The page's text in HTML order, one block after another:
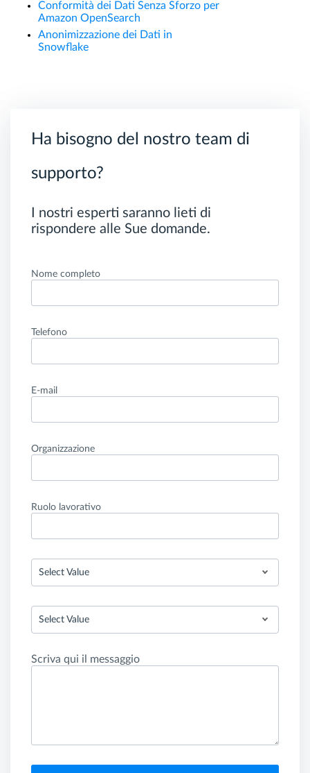
Conformità dei Dati Senza Sforzo per
Amazon OpenSearch
Anonimizzazione dei Dati in
Snowflake
Ha bisogno del nostro team di
supporto?
I nostri esperti saranno lieti di
rispondere alle Sue domande.
Nome completo
Telefono
E-mail
Organizzazione
Ruolo lavorativo
Select Value
Select Value
Scriva qui il messaggio